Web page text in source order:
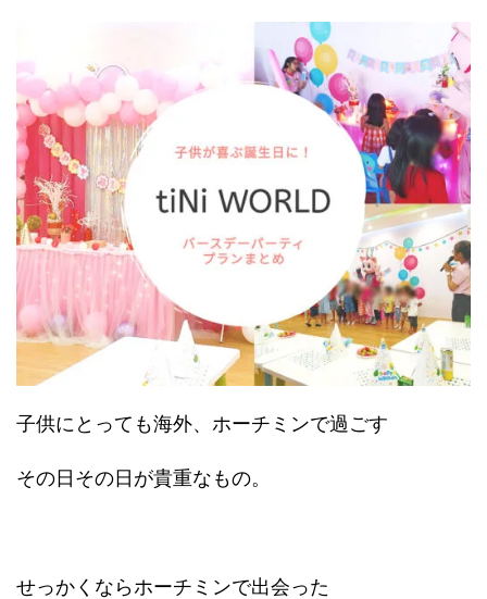
子供にとっても海外、ホーチミンで過ごす
その日その日が貴重なもの。
せっかくならホーチミンで出会った